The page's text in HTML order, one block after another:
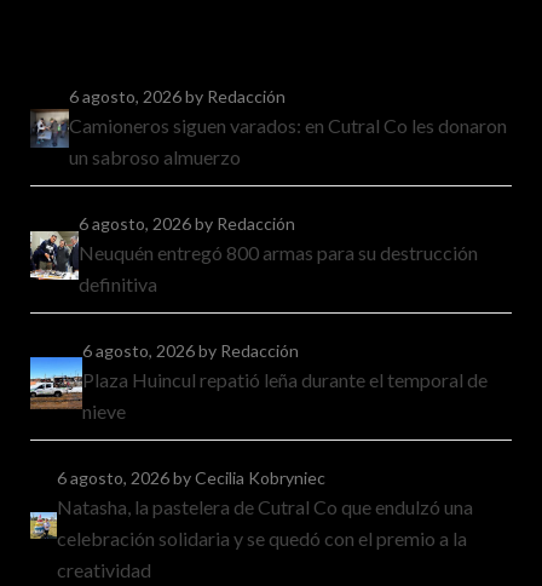
6 agosto, 2026by Redacción
Camioneros siguen varados: en Cutral Co les donaron
un sabroso almuerzo
6 agosto, 2026by Redacción
Neuquén entregó 800 armas para su destrucción
definitiva
6 agosto, 2026by Redacción
Plaza Huincul repatió leña durante el temporal de
nieve
6 agosto, 2026by Cecilia Kobryniec
Natasha, la pastelera de Cutral Co que endulzó una
celebración solidaria y se quedó con el premio a la
creatividad